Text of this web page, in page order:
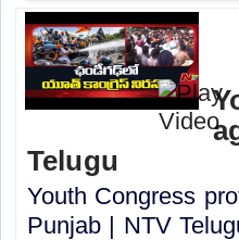
Telugu
Youth Congress
Punjab | NTV